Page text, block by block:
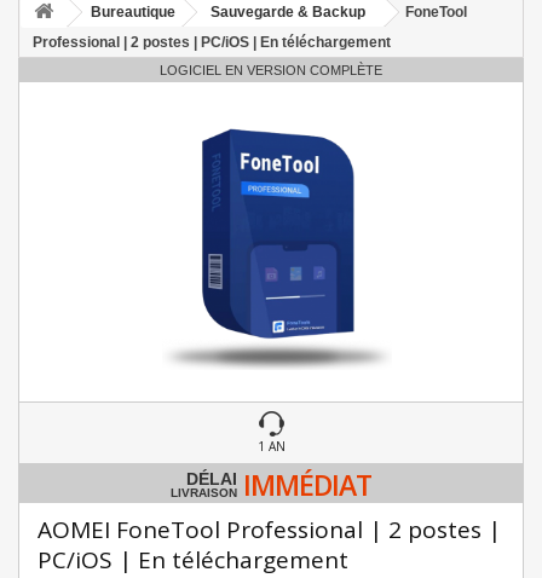
Bureautique Sauvegarde & Backup
FoneTool
Professional | 2 postes | PC/iOS | En téléchargement
LOGICIEL EN VERSION COMPLÈTE
1 AN
DÉLAI
LIVRAISON IMMÉDIAT
AOMEI FoneTool Professional | 2 postes |
PC/iOS | En téléchargement